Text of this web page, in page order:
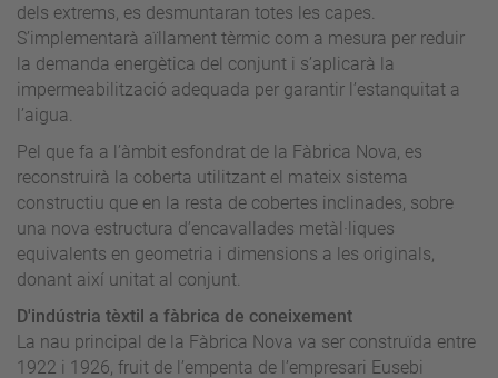
dels extrems, es desmuntaran totes les capes.
S’implementarà aïllament tèrmic com a mesura per reduir
la demanda energètica del conjunt i s’aplicarà la
impermeabilització adequada per garantir l’estanquitat a
l’aigua.
Pel que fa a l’àmbit esfondrat de la Fàbrica Nova, es
reconstruirà la coberta utilitzant el mateix sistema
constructiu que en la resta de cobertes inclinades, sobre
una nova estructura d’encavallades metàl·liques
equivalents en geometria i dimensions a les originals,
donant així unitat al conjunt.
D'indústria tèxtil a fàbrica de coneixement
La nau principal de la Fàbrica Nova va ser construïda entre
1922 i 1926, fruit de l’empenta de l’empresari Eusebi